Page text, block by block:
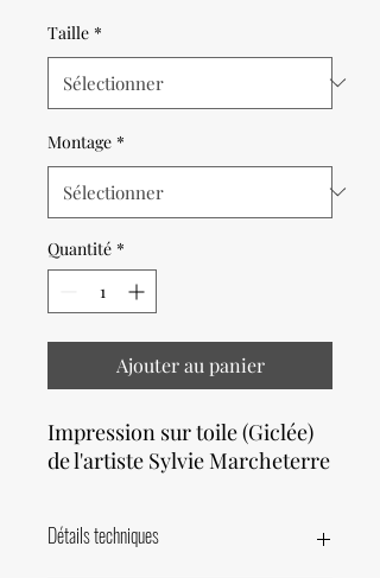
Taille *
Montage *
Quantité *
Ajouter au panier
Impression sur toile (Giclée)
de l'artiste Sylvie Marcheterre
Détails techniques